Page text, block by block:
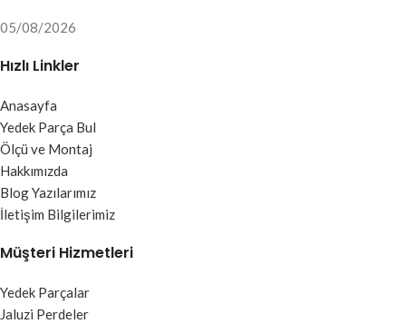
05/08/2026
Hızlı Linkler
Anasayfa
Yedek Parça Bul
Ölçü ve Montaj
Hakkımızda
Blog Yazılarımız
İletişim Bilgilerimiz
Müşteri Hizmetleri
Yedek Parçalar
Jaluzi Perdeler